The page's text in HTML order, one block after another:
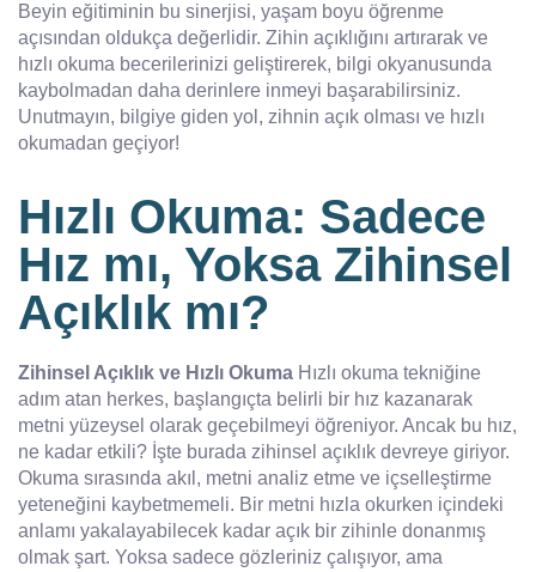
Beyin eğitiminin bu sinerjisi, yaşam boyu öğrenme
açısından oldukça değerlidir. Zihin açıklığını artırarak ve
hızlı okuma becerilerinizi geliştirerek, bilgi okyanusunda
kaybolmadan daha derinlere inmeyi başarabilirsiniz.
Unutmayın, bilgiye giden yol, zihnin açık olması ve hızlı
okumadan geçiyor!
Hızlı Okuma: Sadece
Hız mı, Yoksa Zihinsel
Açıklık mı?
Zihinsel Açıklık ve Hızlı Okuma Hızlı okuma tekniğine
adım atan herkes, başlangıçta belirli bir hız kazanarak
metni yüzeysel olarak geçebilmeyi öğreniyor. Ancak bu hız,
ne kadar etkili? İşte burada zihinsel açıklık devreye giriyor.
Okuma sırasında akıl, metni analiz etme ve içselleştirme
yeteneğini kaybetmemeli. Bir metni hızla okurken içindeki
anlamı yakalayabilecek kadar açık bir zihinle donanmış
olmak şart. Yoksa sadece gözleriniz çalışıyor, ama